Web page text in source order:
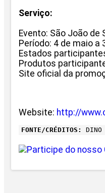
Serviço:
Evento: São João de
Período: 4 de maio a
Estados
Produtos
Site oficial da
Website: http://
FONTE/CRÉDITOS: DINO